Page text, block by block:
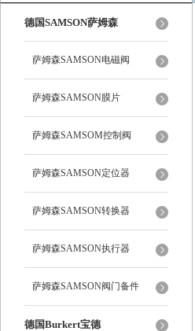
德国SAMSON萨姆森
萨姆森SAMSON电磁阀
萨姆森SAMSON膜片
萨姆森SAMSOM控制阀
萨姆森SAMSON定位器
萨姆森SAMSON转换器
萨姆森SAMSON执行器
萨姆森SAMSON阀门备件
德国Burkert宝德